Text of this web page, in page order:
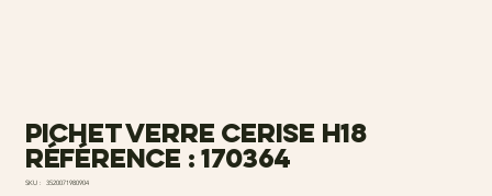
Pichet verre cerise h18
Référence : 170364
SKU :
SKU
3520071980904